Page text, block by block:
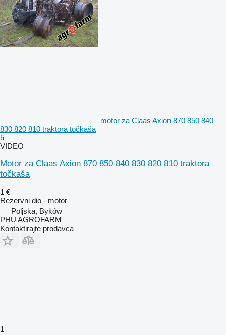
motor za Claas Axion 870 850 840
830 820 810 traktora točkaša
5
VIDEO
Motor za Claas Axion 870 850 840 830 820 810 traktora
točkaša
1 €
Rezervni dio - motor
Poljska, Byków
PHU AGROFARM
Kontaktirajte prodavca
1